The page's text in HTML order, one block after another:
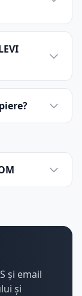
și email
și